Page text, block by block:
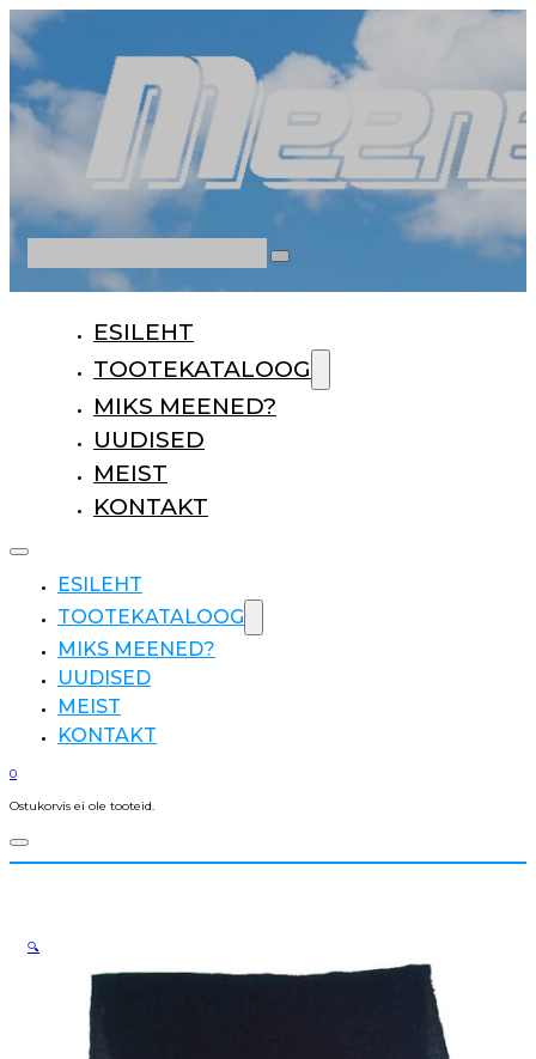
ESILEHT
TOOTEKATALOOG
MIKS MEENED?
UUDISED
MEIST
KONTAKT
ESILEHT
TOOTEKATALOOG
MIKS MEENED?
UUDISED
MEIST
KONTAKT
0
Ostukorvis ei ole tooteid.
🔍